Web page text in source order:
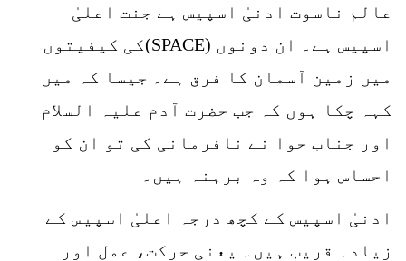
عالم ناسوت ادنیٰ اسپیس ہے جنت اعلیٰ
اسپیس ہے۔ ان دونوں (SPACE)کی کیفیتوں
میں زمین آسمان کا فرق ہے۔ جیسا کہ میں
کہہ چکا ہوں کہ جب حضرت آدم علیہ السلام
اور جناب حوا نے نافرمانی کی تو ان کو
احساس ہوا کہ وہ برہنہ ہیں۔
ادنیٰ اسپیس کے کچھ درجہ اعلیٰ اسپیس کے
زیادہ قریب ہیں۔ یعنی حرکت، عمل اور